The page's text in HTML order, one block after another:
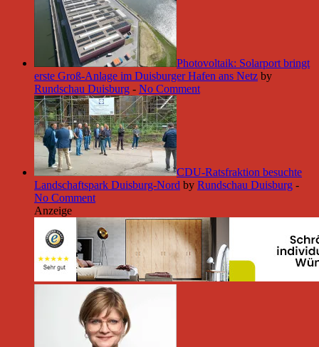
Photovoltaik: Solarport bringt
erste Groß-Anlage im Duisburger Hafen ans Netz by
Rundschau Duisburg - No Comment
CDU-Ratsfraktion besuchte
Landschaftspark Duisburg-Nord by Rundschau Duisburg -
No Comment
Anzeige